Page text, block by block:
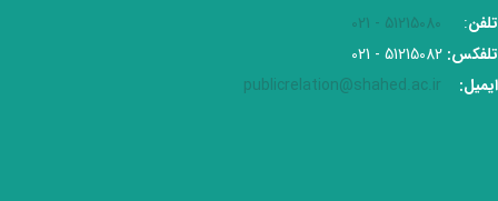
تلفن:
51215080 - 021
تلفکس:
ایمیل:
publicrelation@shahed.ac.ir